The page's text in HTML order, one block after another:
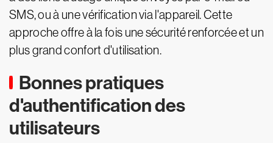
SMS, ou à une vérification via l'appareil. Cette
approche offre à la fois une sécurité renforcée et un
plus grand confort d'utilisation.
Bonnes pratiques
d'authentification des
utilisateurs